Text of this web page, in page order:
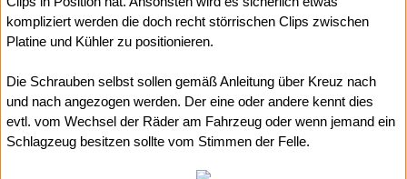
kompliziert werden die doch recht störrischen Clips zwischen
Platine und Kühler zu positionieren.
Die Schrauben selbst sollen gemäß Anleitung über Kreuz nach
und nach angezogen werden. Der eine oder andere kennt dies
evtl. vom Wechsel der Räder am Fahrzeug oder wenn jemand ein
Schlagzeug besitzen sollte vom Stimmen der Felle.